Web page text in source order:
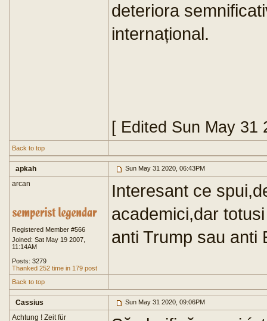
deteriora
internațional.
[ Edited Sun May 31
Back to top
apkah Sun May 31 2020, 06:43PM
arcan
Registered Member #566
Joined: Sat May 19 2007,
11:14AM
Posts: 3279
Thanked 252 time in 179 post
Interesant ce
academici,dar
anti Trump sau anti
Back to top
Cassius Sun May 31 2020, 09:06PM
Achtung ! Zeit für